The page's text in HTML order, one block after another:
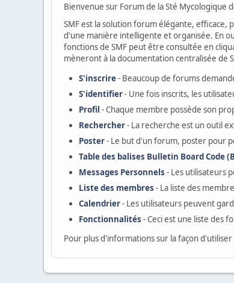
Bienvenue sur Forum de la Sté Mycologique
SMF est la solution forum élégante, efficace,
d'une manière intelligente et organisée. En
fonctions de SMF peut être consultée en
mèneront à la documentation centralisée de
S'inscrire- Beaucoup de forums
S'identifier- Une fois inscrits, les
Profil - Chaque membre possède son
Rechercher- La recherche est un outil
Poster- Le but d'un forum, poster pour
Table des balises Bulletin Board Code
Messages Personnels - Les utilisateurs
Liste des membres - La liste des
Calendrier- Les utilisateurs peuvent
Fonctionnalités - Ceci est une liste des
Pour plus d'informations sur la façon d'utiliser